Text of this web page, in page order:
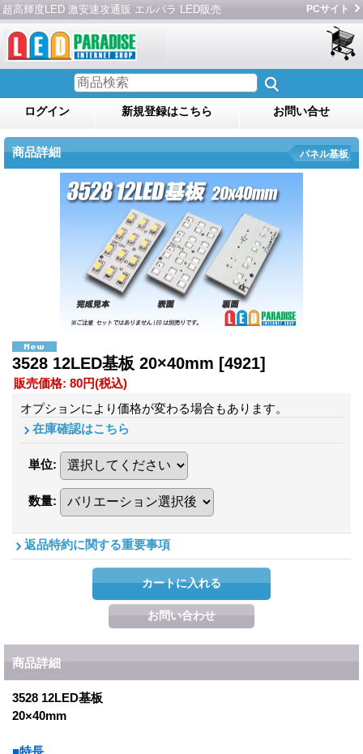
超高輝度LED 激安速攻通販 エルパラ LED販売 PCサイト
ログイン 新規登録はこちら お問い合せ
商品詳細 パネル基板
3528 12LED基板 20×40mm [4921]
販売価格: 80円(税込)
オプションにより価格が変わる場合もあります。
在庫確認はこちら
単位:
数量:
返品特約に関する重要事項
商品詳細
3528 12LED基板
20×40mm
■特長